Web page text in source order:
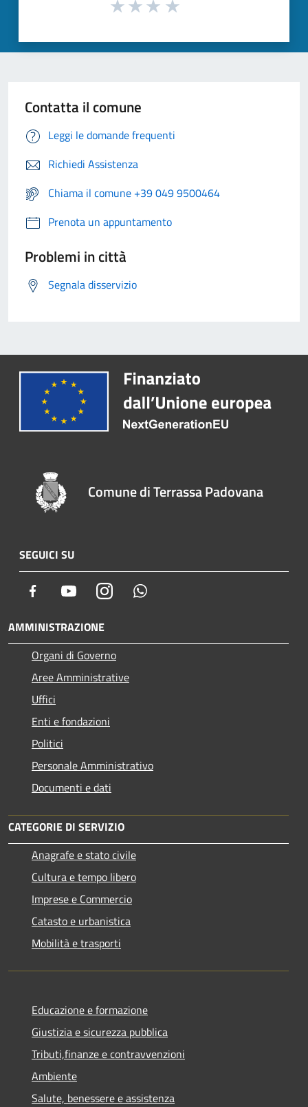
Contatta il comune
Leggi le domande frequenti
Richiedi Assistenza
Chiama il comune +39 049 9500464
Prenota un appuntamento
Problemi in città
Segnala disservizio
Comune di Terrassa Padovana
SEGUICI SU
Facebook YoutubeInstagram
AMMINISTRAZIONE
Organi di Governo
Aree Amministrative
Uffici
Enti e fondazioni
Politici
Personale Amministrativo
Documenti e dati
CATEGORIE DI SERVIZIO
Anagrafe e stato civile
Cultura e tempo libero
Imprese e Commercio
Catasto e urbanistica
Mobilità e trasporti
Educazione e formazione
Giustizia e sicurezza pubblica
Tributi,finanze e contravvenzioni
Ambiente
Salute, benessere e assistenza